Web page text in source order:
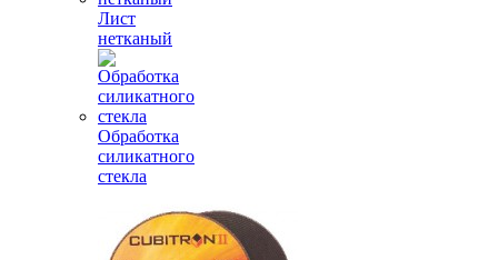
Лист
нетканый
Обработка
силикатного
стекла